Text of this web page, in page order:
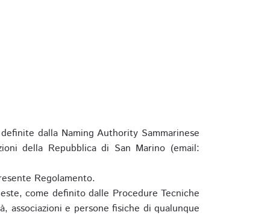
dalla Naming Authority Sammarinese
della Repubblica di San Marino (email:
Regolamento.
come definito dalle Procedure Tecniche
associazioni e persone fisiche di qualunque